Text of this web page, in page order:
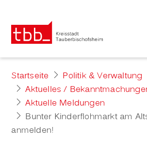
Startseite
Politik & Verwaltung
Aktuelles /
Aktuelle Meldungen
Bunter Kinderflohmarkt am
anmelden!